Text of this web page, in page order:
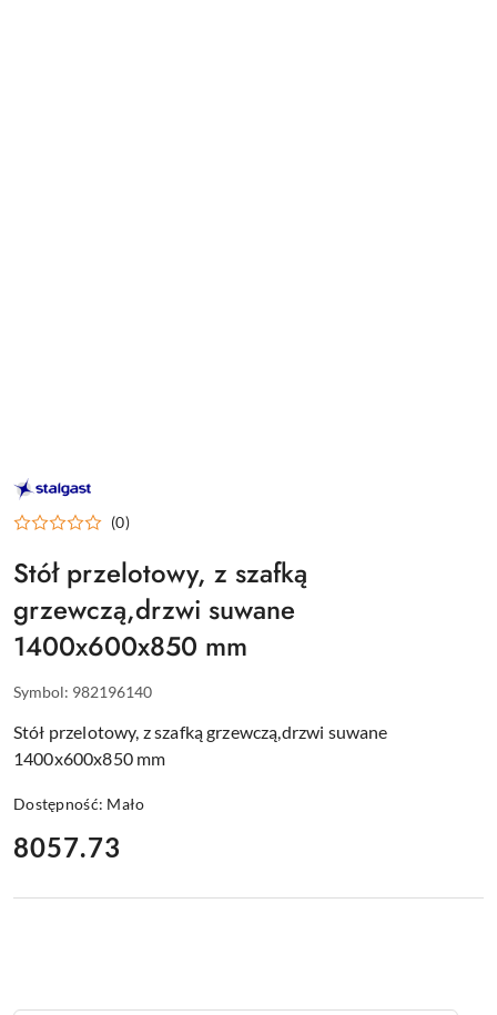
STALGAST
–
WYPOSAŻENIE
DLA
(0)
Stół przelotowy, z szafką
grzewczą,drzwi suwane
1400x600x850 mm
Symbol: 982196140
Stół przelotowy, z szafką grzewczą,drzwi suwane
1400x600x850 mm
Dostępność: Mało
cena:
8057.73